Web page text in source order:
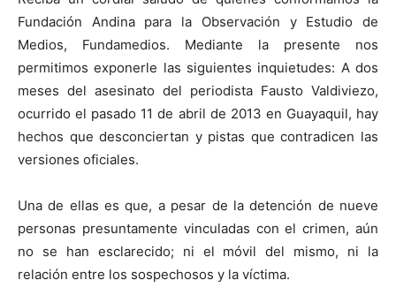
Fundación Andina para la Observación y Estudio de
Medios, Fundamedios. Mediante la presente nos
permitimos exponerle las siguientes inquietudes: A dos
meses del asesinato del periodista Fausto Valdiviezo,
ocurrido el pasado 11 de abril de 2013 en Guayaquil, hay
hechos que desconciertan y pistas que contradicen las
versiones oficiales.
Una de ellas es que, a pesar de la detención de nueve
personas presuntamente vinculadas con el crimen, aún
no se han esclarecido; ni el móvil del mismo, ni la
relación entre los sospechosos y la víctima.